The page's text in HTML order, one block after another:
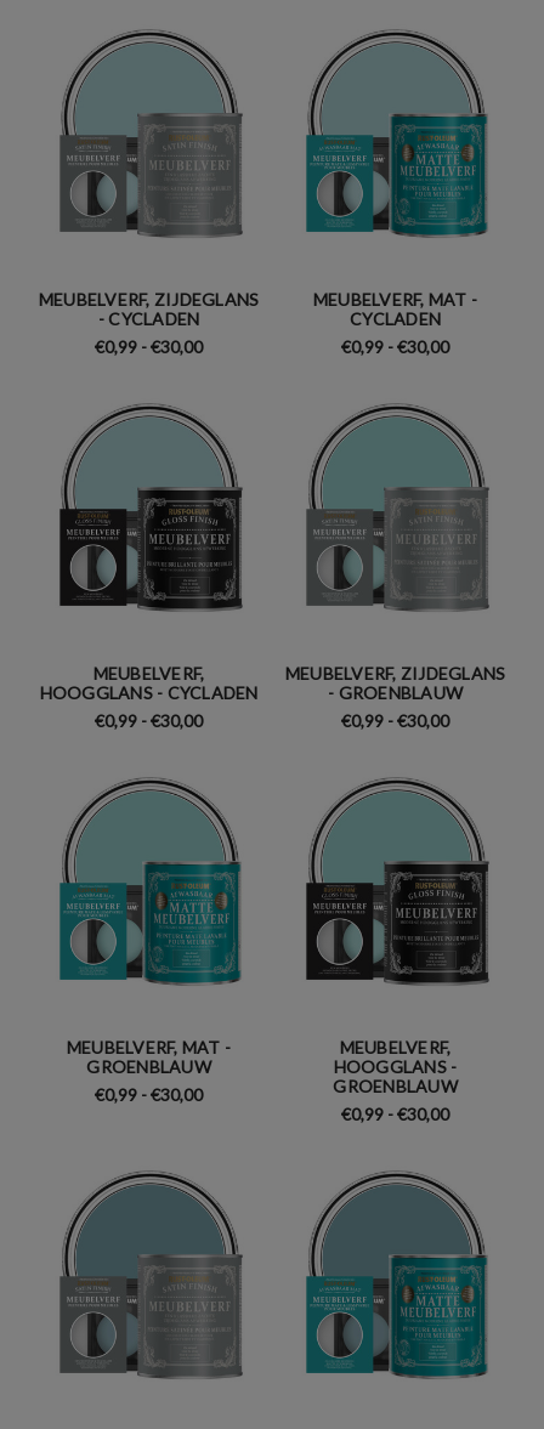
MEUBELVERF, ZIJDEGLANS
- CYCLADEN
€0,99 - €30,00
MEUBELVERF, MAT -
CYCLADEN
€0,99 - €30,00
MEUBELVERF,
HOOGGLANS - CYCLADEN
€0,99 - €30,00
MEUBELVERF, ZIJDEGLANS
- GROENBLAUW
€0,99 - €30,00
MEUBELVERF, MAT -
GROENBLAUW
€0,99 - €30,00
MEUBELVERF,
HOOGGLANS -
GROENBLAUW
€0,99 - €30,00